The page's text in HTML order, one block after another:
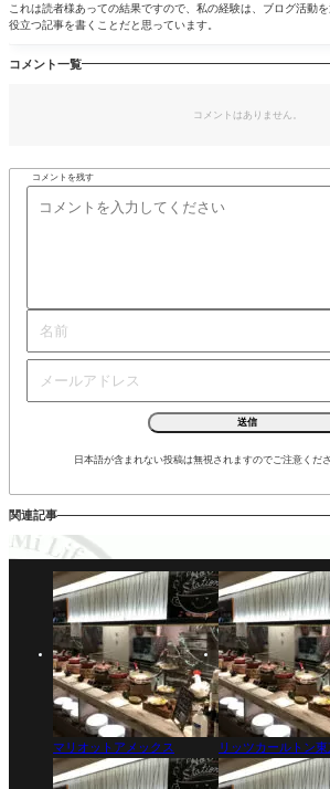
これは読者様あっての結果ですので、私の経験は、ブログ活動
役立つ記事を書くことだと思っています。
コメント一覧
コメントはありません。
コメントを残す
日本語が含まれない投稿は無視されますのでご注意くだ
関連記事
マリオットアメックス リッツカールトン東